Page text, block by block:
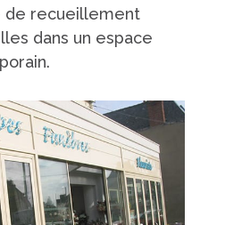
de recueillement
dans un espace